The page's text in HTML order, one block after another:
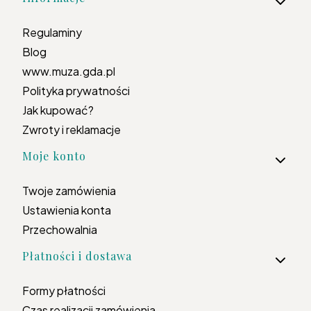
Regulaminy
Blog
www.muza.gda.pl
Polityka prywatności
Jak kupować?
Zwroty i reklamacje
Moje konto
Twoje zamówienia
Ustawienia konta
Przechowalnia
Płatności i dostawa
Formy płatności